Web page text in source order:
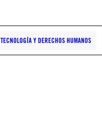
TECNOLOGÍA Y DERECHOS HUMANOS